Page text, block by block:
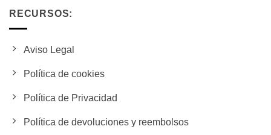
RECURSOS:
Aviso Legal
Política de cookies
Política de Privacidad
Política de devoluciones y reembolsos